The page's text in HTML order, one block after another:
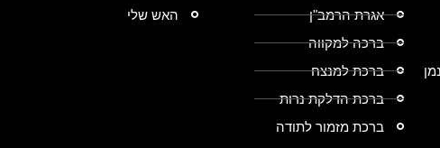
אגרת הרמב"ן
ברכה למקווה
ברכת למנצח
ברכת הדלקת נרות
ברכת מזמור לתודה
האש שלי